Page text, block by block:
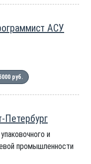
АСУ
руб.
Петербург
и
промышленности